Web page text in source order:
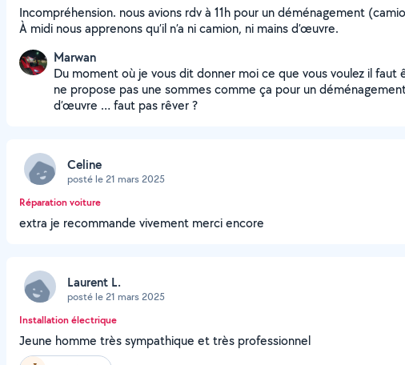
Incompréhension. nous avions rdv à 11h pour un déménagement
À midi nous apprenons qu’il n’a ni camion, ni mains d’œuvre.
Marwan
Du moment où je vous dit donner moi ce que vous voulez il
ne propose pas une sommes comme ça pour un
d’œuvre … faut pas rêver ?
Celine
posté le 21 mars 2025
Réparation voiture
extra je recommande vivement merci encore
Laurent L.
posté le 21 mars 2025
Installation électrique
Jeune homme très sympathique et très professionnel